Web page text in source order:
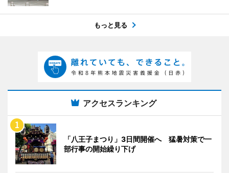
もっと見る
アクセスランキング
「八王子まつり」3日間開催へ 猛暑対策で一
部行事の開始繰り下げ